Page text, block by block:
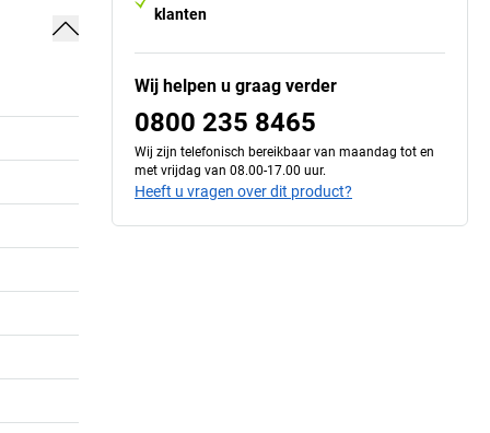
klanten
Wij helpen u graag verder
0800 235 8465
Wij zijn telefonisch bereikbaar van maandag tot en
met vrijdag van 08.00-17.00 uur.
Heeft u vragen over dit product?